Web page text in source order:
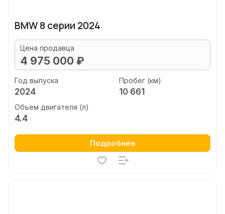
BMW 8 серии 2024
Цена продавца
4 975 000 ₽
Год выпуска
2024
Пробег (км)
10 661
Объем двигателя (л)
4.4
Подробнее